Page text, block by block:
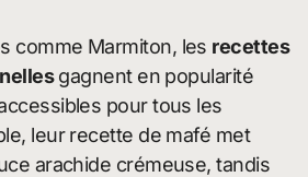
comme Marmiton, les recettes
gagnent en popularité
pour tous les
leur recette de mafé met
arachide crémeuse, tandis